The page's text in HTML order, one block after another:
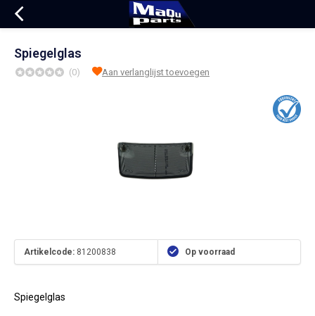
Spiegelglas
(0) Aan verlanglijst toevoegen
Artikelcode: 81200838 Op voorraad
Spiegelglas